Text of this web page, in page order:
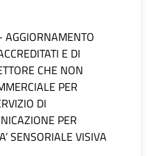
E DI
CHE NON
PER
DI
PER
SENSORIALE VISIVA